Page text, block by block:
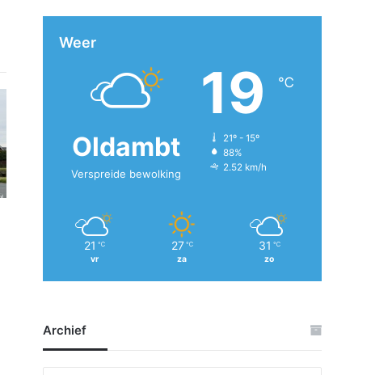
Weer
Oldambt
Verspreide bewolking
19 ℃
21º - 15º
88%
2.52 km/h
21 ℃
vr
27 ℃
za
31 ℃
zo
Archief